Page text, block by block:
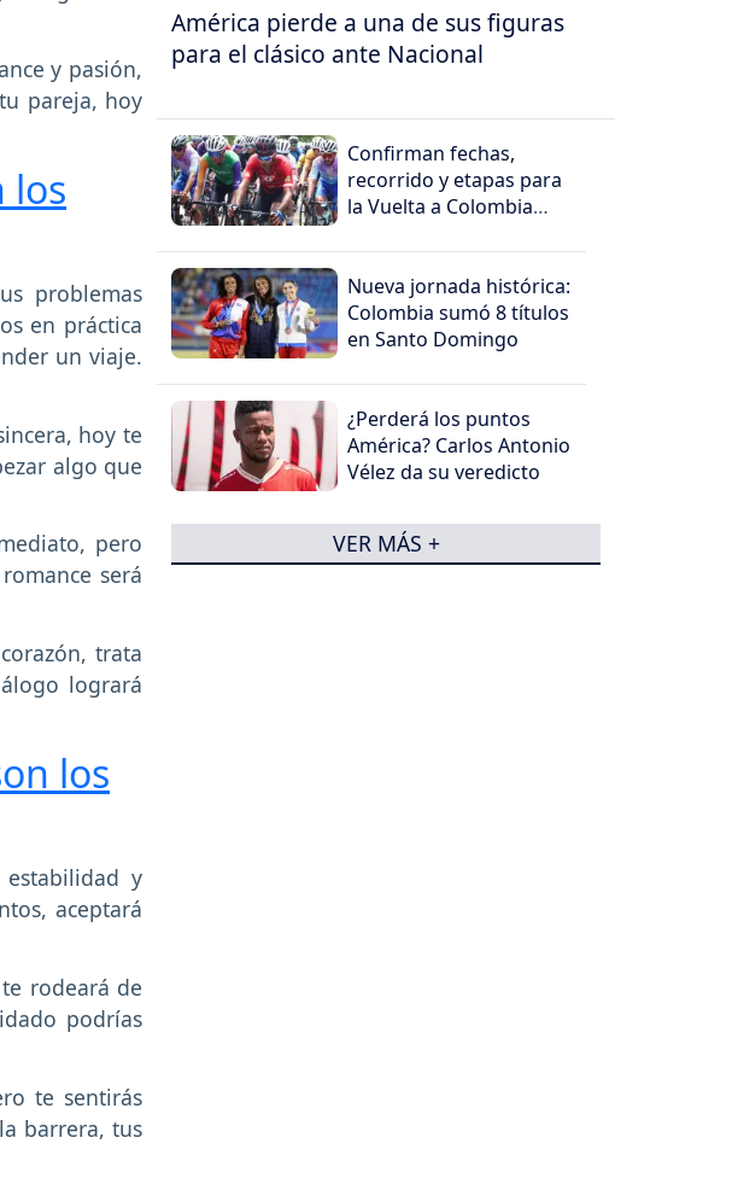
y pasión,
pareja, hoy
los
problemas
en práctica
un viaje.
hoy te
algo que
pero
será
trata
logrará
los
estabilidad y
aceptará
rodeará de
podrías
te sentirás
barrera, tus
América pierde a una de sus figuras
para el clásico ante Nacional
Confirman fechas,
recorrido y etapas para
la Vuelta a Colombia
Nueva jornada histórica:
Colombia sumó 8 títulos
en Santo Domingo
¿Perderá los puntos
América? Carlos Antonio
Vélez da su veredicto
VER MÁS +